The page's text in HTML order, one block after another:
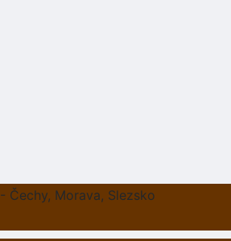
Čechy, Morava, Slezsko